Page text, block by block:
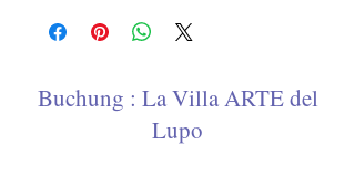
Buchung : La Villa ARTE del
Lupo